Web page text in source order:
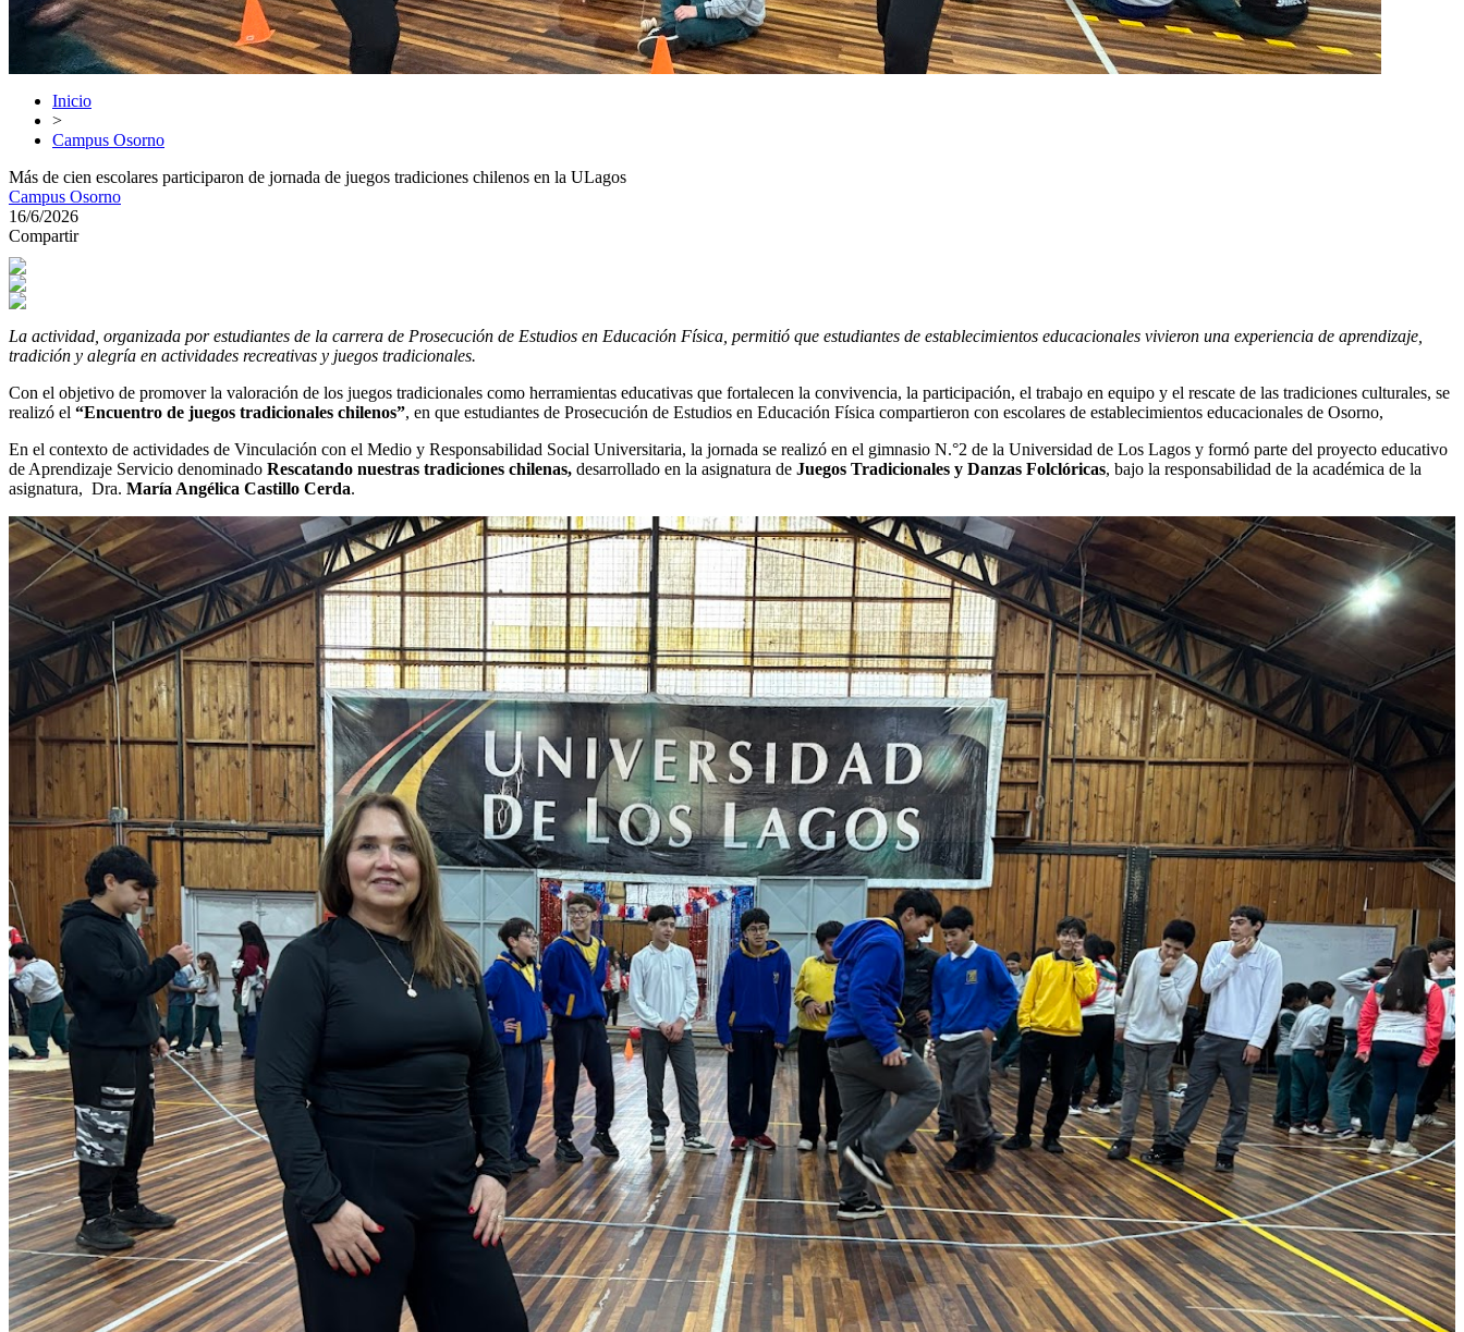
Inicio
>
Campus Osorno
Más de cien escolares participaron de jornada de juegos tradiciones chilenos en la ULagos
Campus Osorno
16/6/2026
Compartir
La actividad, organizada por estudiantes de la carrera de Prosecución de Estudios en Educación Física, permitió que estudiantes de establecimientos educacionales vivieron una experiencia de aprendizaje,
tradición y alegría en actividades recreativas y juegos tradicionales.
Con el objetivo de promover la valoración de los juegos tradicionales como herramientas educativas que fortalecen la convivencia, la participación, el trabajo en equipo y el rescate de las tradiciones culturales, se
realizó el “Encuentro de juegos tradicionales chilenos”, en que estudiantes de Prosecución de Estudios en Educación Física compartieron con escolares de establecimientos educacionales de Osorno,
En el contexto de actividades de Vinculación con el Medio y Responsabilidad Social Universitaria, la jornada se realizó en el gimnasio N.°2 de la Universidad de Los Lagos y formó parte del proyecto educativo
de Aprendizaje Servicio denominado Rescatando nuestras tradiciones chilenas, desarrollado en la asignatura de Juegos Tradicionales y Danzas Folclóricas, bajo la responsabilidad de la académica de la
asignatura, Dra. María Angélica Castillo Cerda.